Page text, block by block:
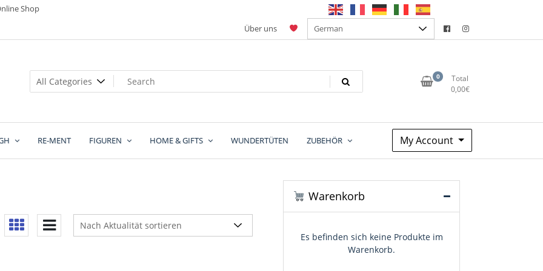
Shop
Über uns
0
Total
0,00€
RE-MENT FIGUREN HOME & GIFTS WUNDERTÜTEN ZUBEHÖR My Account
Warenkorb
Es befinden sich keine Produkte im
Warenkorb.